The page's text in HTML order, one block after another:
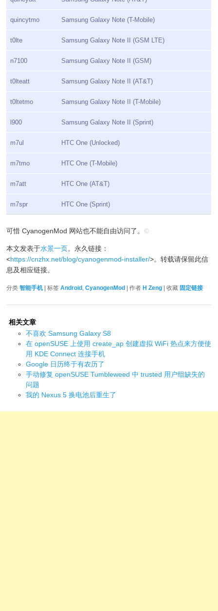
quincytmo Samsung Galaxy Note (T-Mobile)
t0lte Samsung Galaxy Note II (GSM LTE)
n7100 Samsung Galaxy Note II (GSM)
t0lteatt Samsung Galaxy Note II (AT&T)
t0ltetmo Samsung Galaxy Note II (T-Mobile)
l900 Samsung Galaxy Note II (Sprint)
m7ul HTC One (Unlocked)
m7tmo HTC One (T-Mobile)
m7att HTC One (AT&T)
m7spr HTC One (Sprint)
可惜 CyanogenMod 网站也不能自由访问了。©
本文发表于水景一页。永久链接：
<https://cnzhx.net/blog/cyanogenmod-installer/>。转载请保留此信
息及相应链接。
分类智能手机| 标签Android ,CyanogenMod | 作者H Zeng | 收藏 固定链接
相关文章
不喜欢 Samsung Galaxy S8
在 openSUSE 上使用 create_ap 创建虚拟 WiFi 热点来方便使
用 KDE Connect 连接手机
Google 日历终于有农历了
手动修复 openSUSE Tumbleweed 中 trusted 用户组缺失的
问题
我的 Nexus 5 换电池后重生了